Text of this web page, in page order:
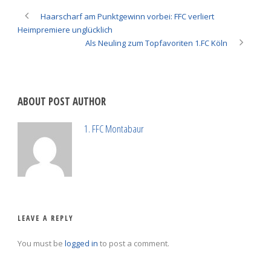
Haarscharf am Punktgewinn vorbei: FFC verliert
Heimpremiere unglücklich
Als Neuling zum Topfavoriten 1.FC Köln
ABOUT POST AUTHOR
1. FFC Montabaur
LEAVE A REPLY
You must be logged in to post a comment.